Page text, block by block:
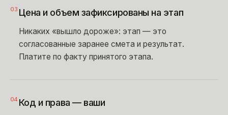
03 Цена и объем зафиксированы на этап
Никаких «вышло дороже»: этап — это
согласованные заранее смета и результат.
Платите по факту принятого этапа.
04 Код и права — ваши